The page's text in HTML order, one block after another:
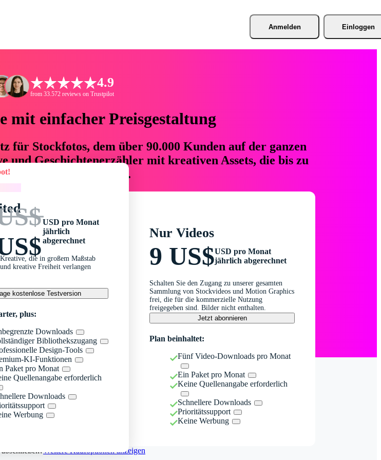
Anmelden Einloggen
4.9
from 33.572 reviews on Trustpilot
mit einfacher Preisgestaltung
für Stockfotos, dem über 90.000 Kunden auf der ganzen
Geschichtenerzähler mit kreativen Assets, die bis zu
und Budget einsparen.
USD pro Monat
jährlich
abgerechnet
die in großem Maßstab
kreative Freiheit verlangen
kostenlose Testversion
plus:
Downloads
Bibliothekszugang
Design-Tools
KI-Funktionen
Paket pro Monat
Quellenangabe erforderlich
Downloads
Werbung
Nur Videos
9 US$USD pro Monat
jährlich abgerechnet
Schalten Sie den Zugang zu unserer gesamten
Sammlung von Stockvideos und Motion Graphics
frei, die für die kommerzielle Nutzung
freigegeben sind. Bilder nicht enthalten.
Jetzt abonnieren
Plan beinhaltet:
Fünf Video-Downloads pro Monat
Ein Paket pro Monat
Keine Quellenangabe erforderlich
Schnellere Downloads
Prioritätssupport
Keine Werbung
Weitere Kaufoptionen anzeigen